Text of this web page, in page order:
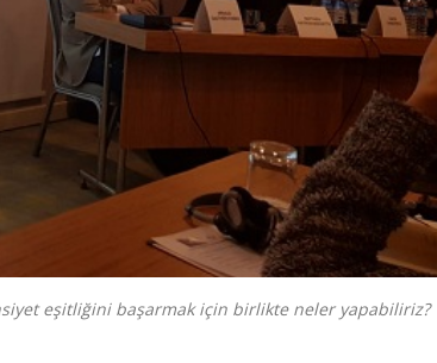
eşitliğini başarmak için birlikte neler yapabiliriz?